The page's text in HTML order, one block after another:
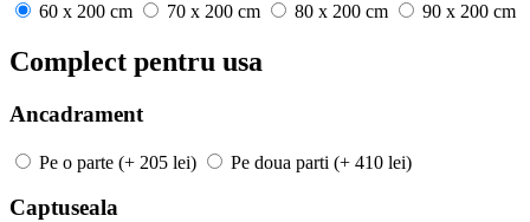
60 x 200 cm 70 x 200 cm 80 x 200 cm 90 x 200 cm
Complect pentru usa
Ancadrament
Pe o parte (+ 205 lei) Pe doua parti (+ 410 lei)
Captuseala